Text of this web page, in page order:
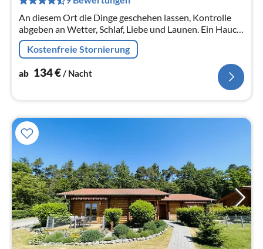
An diesem Ort die Dinge geschehen lassen, Kontrolle
abgeben an Wetter, Schlaf, Liebe und Launen. Ein Hauch
von Mexiko erwartet Sie in unserem Ferienhaus. .......
Kostenfreie Stornierung
ab 134€/ Nacht